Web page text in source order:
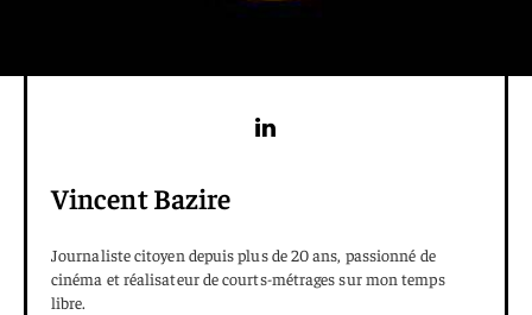
Vincent Bazire
Journaliste citoyen depuis plus de 20 ans, passionné de
cinéma et réalisateur de courts-métrages sur mon temps
libre.